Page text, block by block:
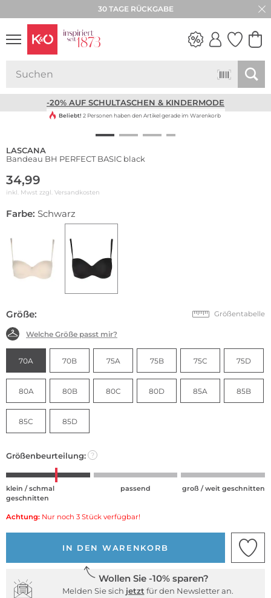
30 TAGE RÜCKGABE
-20% AUF SCHULTASCHEN & KINDERMODE
Beliebt! 2 Personen haben den Artikel gerade im Warenkorb
LASCANA
Bandeau BH PERFECT BASIC black
34,99
inkl. Mwst zzgl. Versandkosten
Farbe: Schwarz
Größe: Größentabelle
Welche Größe passt mir?
70A 70B 75A 75B 75C 75D
80A 80B 80C 80D 85A 85B
85C 85D
Größenbeurteilung: ?
klein / schmal
geschnitten
passend groß / weit geschnitten
Achtung: Nur noch 3 Stück verfügbar!
IN DEN WARENKORB
Wollen Sie -10% sparen?
Melden Sie sich jetzt für den Newsletter an.